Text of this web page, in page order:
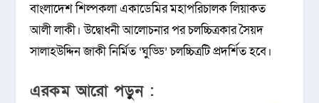
বাংলাদেশ শিল্পকলা একাডেমির মহাপরিচালক লিয়াকত
আলী লাকী। উদ্বোধনী আলোচনার পর চলচ্চিত্রকার সৈয়দ
সালাহউদ্দিন জাকী নির্মিত ‘ঘুড্ডি’ চলচ্চিত্রটি প্রদর্শিত হবে।
এরকম আরো পড়ুন :